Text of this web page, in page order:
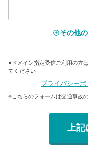
add_circle_outlineその他
※ドメイン指定受信ご利用の方
てください
プライバシーポ
※こちらのフォームは交通事故